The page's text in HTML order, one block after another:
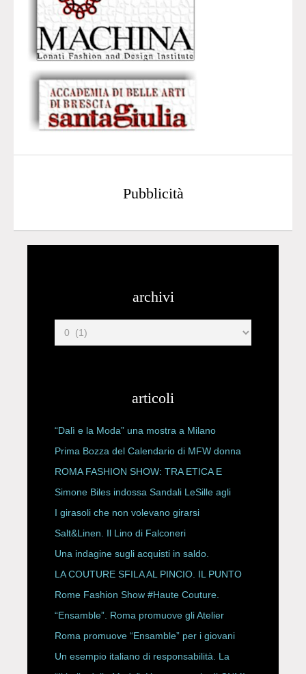
Pubblicità
archivi
articoli
“Dalì e la Moda” una mostra a Milano
Prima Bozza del Calendario di MFW donna
P/E 2027
ROMA FASHION SHOW: TRA ETICA E
HAUTE COUTURE
Simone Biles indossa Sandali LeSille agli
ESPY Awards 2026
I girasoli che non volevano girarsi
Salt&Linen. Il Lino di Falconeri
Una indagine sugli acquisti in saldo.
LA COUTURE SFILA AL PINCIO. IL PUNTO
CON ALESSANDRO ONORATO E
ROBERTA ANGELILLI
Rome Fashion Show #Haute Couture.
“Ensamble”. Roma promuove gli Atelier
Storici
Roma promuove “Ensamble” per i giovani
Un esempio italiano di responsabilità. La